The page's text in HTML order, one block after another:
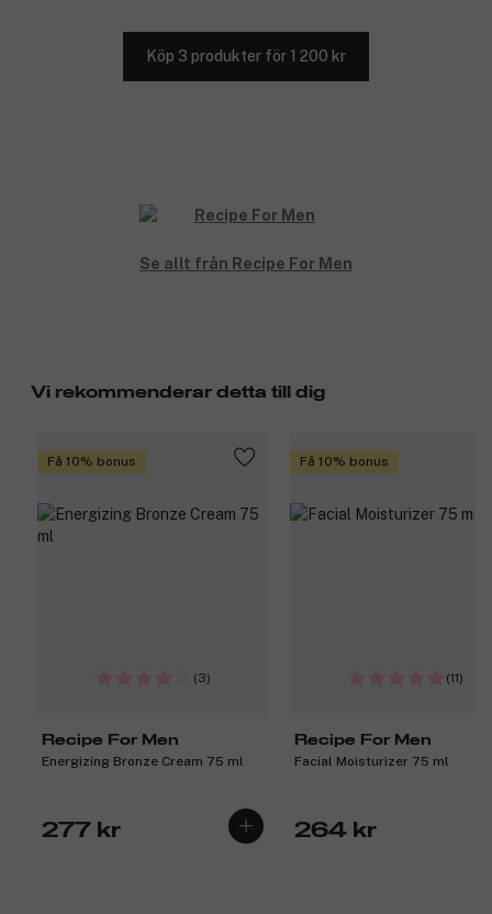
Köp 3 produkter för 1 200 kr
Se allt från Recipe For Men
Vi rekommenderar detta till dig
Få 10% bonus
(3)
Recipe For Men
Energizing Bronze Cream 75 ml
277 kr
Få 10% bonus
(11)
Recipe For Men
Facial Moisturizer 75 ml
264 kr